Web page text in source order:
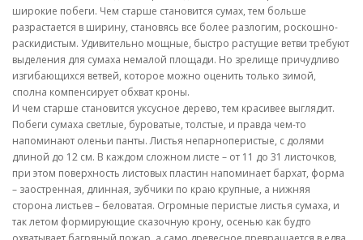
широкие побеги. Чем старше становится сумах, тем больше
разрастается в ширину, становясь все более разлогим, роскошно-
раскидистым. Удивительно мощные, быстро растущие ветви требуют
выделения для сумаха немалой площади. Но зрелище причудливо
изгибающихся ветвей, которое можно оценить только зимой,
сполна компенсирует обхват кроны.
И чем старше становится уксусное дерево, тем красивее выглядит.
Побеги сумаха светлые, буроватые, толстые, и правда чем-то
напоминают оленьи панты. Листья непарноперистые, с долями
длиной до 12 см. В каждом сложном листе – от 11 до 31 листочков,
при этом поверхность листовых пластин напоминает бархат, форма
– заостренная, длинная, зубчики по краю крупные, а нижняя
сторона листьев – беловатая. Огромные перистые листья сумаха, и
так летом формирующие сказочную крону, осенью как будто